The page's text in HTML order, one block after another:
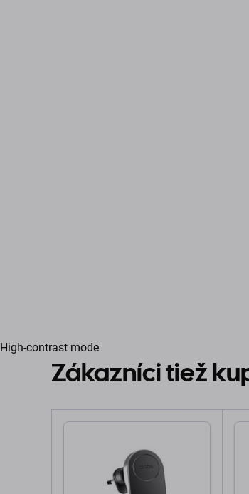
High-contrast mode
Zákazníci tiež